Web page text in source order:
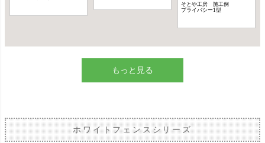
もっと見る
ホワイトフェンスシリーズ